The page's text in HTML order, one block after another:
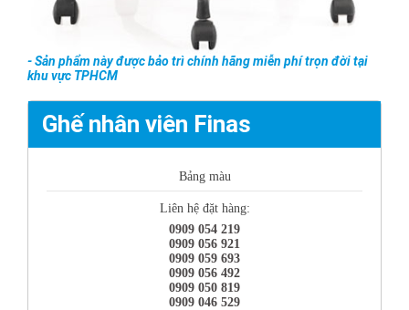
- Sản phẩm này được bảo trì chính hãng miễn phí trọn đời tại
khu vực TPHCM
Ghế nhân viên Finas
Bảng màu
Liên hệ đặt hàng:
0909 054 219
0909 056 921
0909 059 693
0909 056 492
0909 050 819
0909 046 529